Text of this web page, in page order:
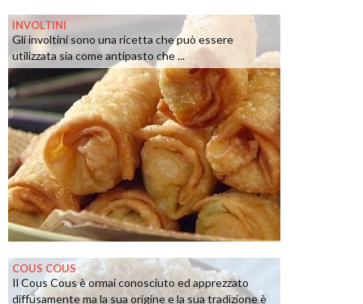
INVOLTINI
Gli involtini sono una ricetta che può essere
utilizzata sia come antipasto che ...
COUS COUS
Il Cous Cous è ormai conosciuto ed apprezzato
diffusamente ma la sua origine e la sua tradizione è